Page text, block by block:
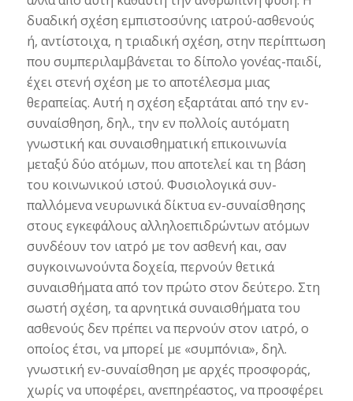
δυαδική σχέση εμπιστοσύνης ιατρού-ασθενούς
ή, αντίστοιχα, η τριαδική σχέση, στην περίπτωση
που συμπεριλαμβάνεται το δίπολο γονέας-παιδί,
έχει στενή σχέση με το αποτέλεσμα μιας
θεραπείας. Αυτή η σχέση εξαρτάται από την εν-
συναίσθηση, δηλ., την εν πολλοίς αυτόματη
γνωστική και συναισθηματική επικοινωνία
μεταξύ δύο ατόμων, που αποτελεί και τη βάση
του κοινωνικού ιστού. Φυσιολογικά συν-
παλλόμενα νευρωνικά δίκτυα εν-συναίσθησης
στους εγκεφάλους αλληλοεπιδρώντων ατόμων
συνδέουν τον ιατρό με τον ασθενή και, σαν
συγκοινωνούντα δοχεία, περνούν θετικά
συναισθήματα από τον πρώτο στον δεύτερο. Στη
σωστή σχέση, τα αρνητικά συναισθήματα του
ασθενούς δεν πρέπει να περνούν στον ιατρό, ο
οποίος έτσι, να μπορεί με «συμπόνια», δηλ.
γνωστική εν-συναίσθηση με αρχές προσφοράς,
χωρίς να υποφέρει, ανεπηρέαστος, να προσφέρει